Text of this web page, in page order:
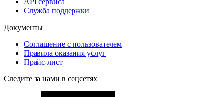
Служба поддержки
Документы
Соглашение с пользователем
Правила оказания услуг
Прайс-лист
Следите за нами в соцсетях